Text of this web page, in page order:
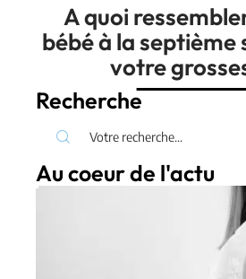
A quoi
bébé à la septième
votre
Recherche
Au coeur de l'actu